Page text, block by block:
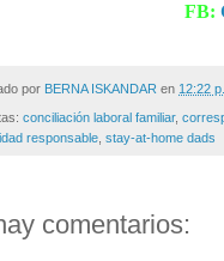
FB:
por BERNA ISKANDAR en 12:22
conciliación laboral familiar,
responsable stay-at-home dads
comentarios: